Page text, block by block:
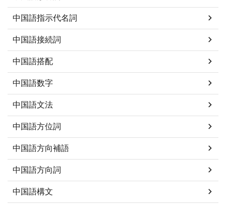
中国語指示代名詞
中国語接続詞
中国語搭配
中国語数字
中国語文法
中国語方位詞
中国語方向補語
中国語方向詞
中国語構文